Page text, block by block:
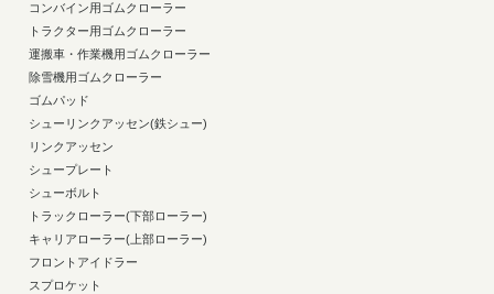
コンバイン用ゴムクローラー
トラクター用ゴムクローラー
運搬車・作業機用ゴムクローラー
除雪機用ゴムクローラー
ゴムパッド
シューリンクアッセン(鉄シュー)
リンクアッセン
シュープレート
シューボルト
トラックローラー(下部ローラー)
キャリアローラー(上部ローラー)
フロントアイドラー
スプロケット